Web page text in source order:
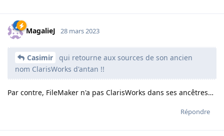
MagalieJ 28 mars 2023
Casimir
qui retourne aux sources de son ancien
nom ClarisWorks d'antan !!
Par contre, FileMaker n'a pas ClarisWorks dans ses ancêtres…
Répondre